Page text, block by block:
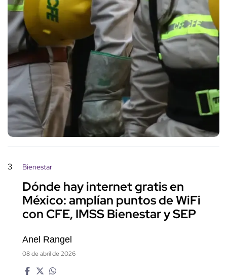
3 Bienestar
Dónde hay internet gratis en
México: amplían puntos de WiFi
con CFE, IMSS Bienestar y SEP
Anel Rangel
08 de abril de 2026